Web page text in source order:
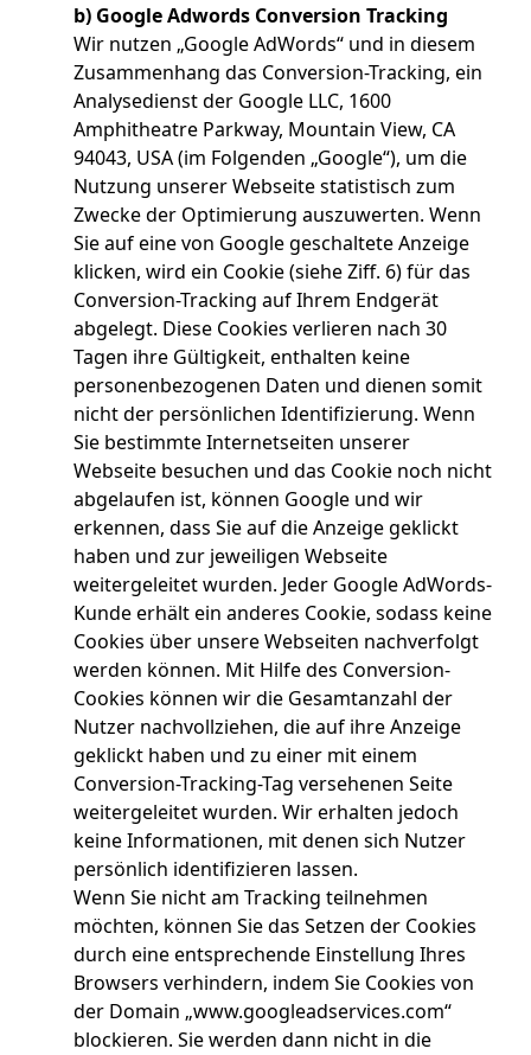
b) Google Adwords Conversion Tracking
Wir nutzen „Google AdWords“ und in diesem
Zusammenhang das Conversion-Tracking, ein
Analysedienst der Google LLC, 1600
Amphitheatre Parkway, Mountain View, CA
94043, USA (im Folgenden „Google“), um die
Nutzung unserer Webseite statistisch zum
Zwecke der Optimierung auszuwerten. Wenn
Sie auf eine von Google geschaltete Anzeige
klicken, wird ein Cookie (siehe Ziff. 6) für das
Conversion-Tracking auf Ihrem Endgerät
abgelegt. Diese Cookies verlieren nach 30
Tagen ihre Gültigkeit, enthalten keine
personenbezogenen Daten und dienen somit
nicht der persönlichen Identifizierung. Wenn
Sie bestimmte Internetseiten unserer
Webseite besuchen und das Cookie noch nicht
abgelaufen ist, können Google und wir
erkennen, dass Sie auf die Anzeige geklickt
haben und zur jeweiligen Webseite
weitergeleitet wurden. Jeder Google AdWords-
Kunde erhält ein anderes Cookie, sodass keine
Cookies über unsere Webseiten nachverfolgt
werden können. Mit Hilfe des Conversion-
Cookies können wir die Gesamtanzahl der
Nutzer nachvollziehen, die auf ihre Anzeige
geklickt haben und zu einer mit einem
Conversion-Tracking-Tag versehenen Seite
weitergeleitet wurden. Wir erhalten jedoch
keine Informationen, mit denen sich Nutzer
persönlich identifizieren lassen.
Wenn Sie nicht am Tracking teilnehmen
möchten, können Sie das Setzen der Cookies
durch eine entsprechende Einstellung Ihres
Browsers verhindern, indem Sie Cookies von
der Domain „www.googleadservices.com“
blockieren. Sie werden dann nicht in die